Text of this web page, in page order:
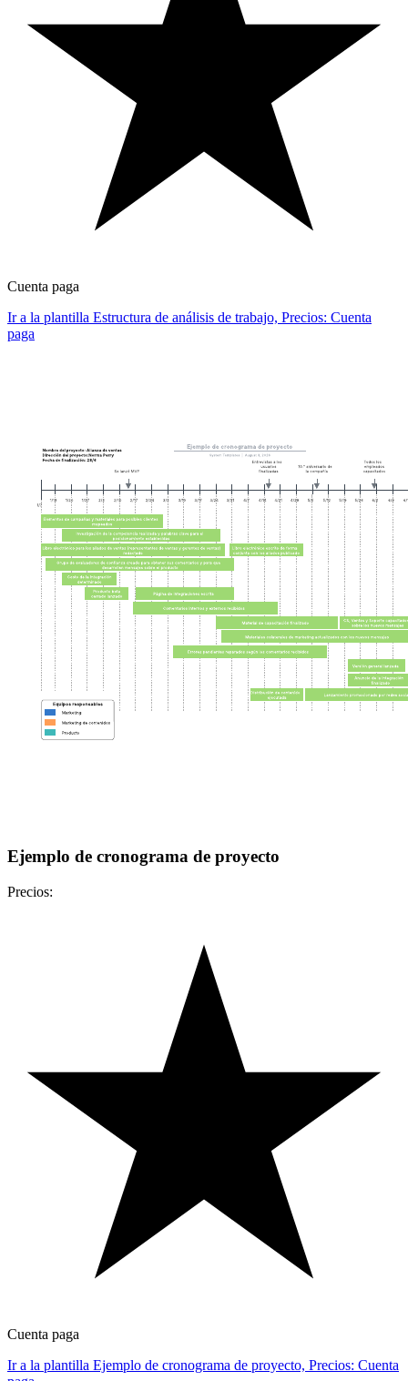
Cuenta paga
Ir a la plantilla Estructura de análisis de trabajo, Precios: Cuenta
paga
Ejemplo de cronograma de proyecto
Precios:
Cuenta paga
Ir a la plantilla Ejemplo de cronograma de proyecto, Precios: Cuenta